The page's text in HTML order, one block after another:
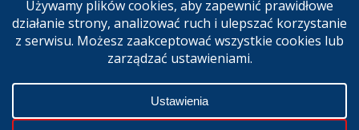
sprzedaży w Polsce
cze 27, 2026